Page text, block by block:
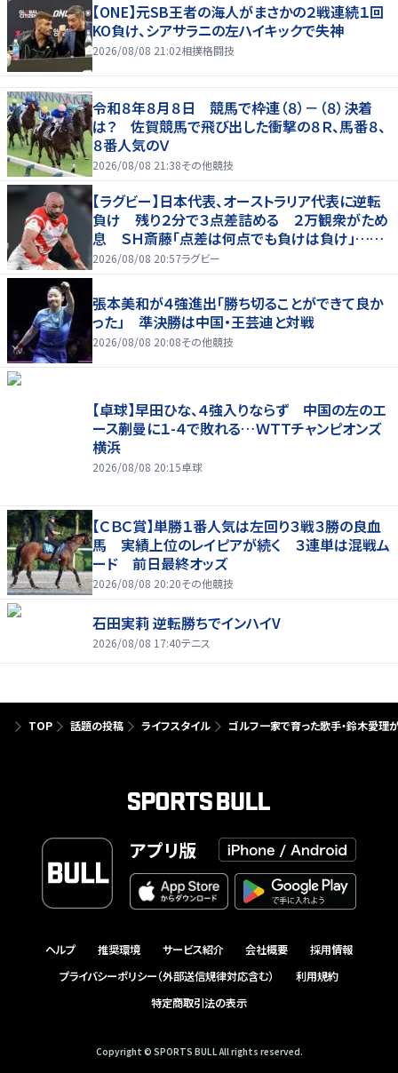
【ONE】元SB王者の海人がまさかの２戦連続１回
KO負け、シアサラニの左ハイキックで失神
2026/08/08 21:02相撲格闘技
令和８年８月８日 競馬で枠連（８）－（８）決着
は？ 佐賀競馬で飛び出した衝撃の８Ｒ、馬番８、
８番人気のＶ
2026/08/08 21:38その他競技
【ラグビー】日本代表、オーストラリア代表に逆転
負け 残り２分で３点差詰める ２万観衆がため
息 ＳＨ斎藤「点差は何点でも負けは負け」…前
半にＳＯ伊藤龍が先制トライ、３２ー３５で惜敗
2026/08/08 20:57ラグビー
張本美和が４強進出「勝ち切ることができて良か
った」 準決勝は中国・王芸迪と対戦
2026/08/08 20:08その他競技
【卓球】早田ひな、４強入りならず 中国の左のエ
ース蒯曼に１-４で敗れる…ＷＴＴチャンピオンズ
横浜
2026/08/08 20:15卓球
【ＣＢＣ賞】単勝１番人気は左回り３戦３勝の良血
馬 実績上位のレイピアが続く ３連単は混戦ム
ード 前日最終オッズ
2026/08/08 20:20その他競技
石田実莉 逆転勝ちでインハイV
2026/08/08 17:40テニス
TOP 話題の投稿 ライフスタイル ゴルフ一家で育った歌手・鈴木愛理
アプリ版
ヘルプ 推奨環境 サービス紹介 会社概要
採用情報
プライバシーポリシー（外部送信規律対応含む）
利用規約
特定商取引法の表示
Copyright © SPORTS BULL All rights reserved.